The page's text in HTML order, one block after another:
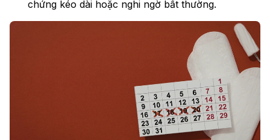
chứng kéo dài hoặc nghi ngờ bất thường.